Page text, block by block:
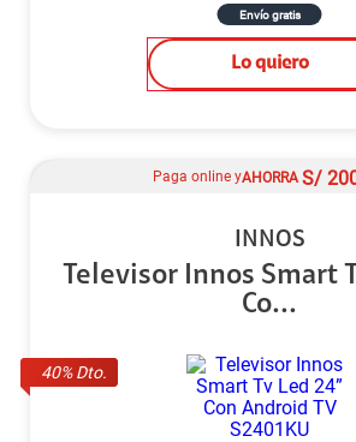
Envío gratis
Lo quiero
40% Dto.
Paga online yAHORRA S/
INNOS
Televisor Innos Smart
Co...